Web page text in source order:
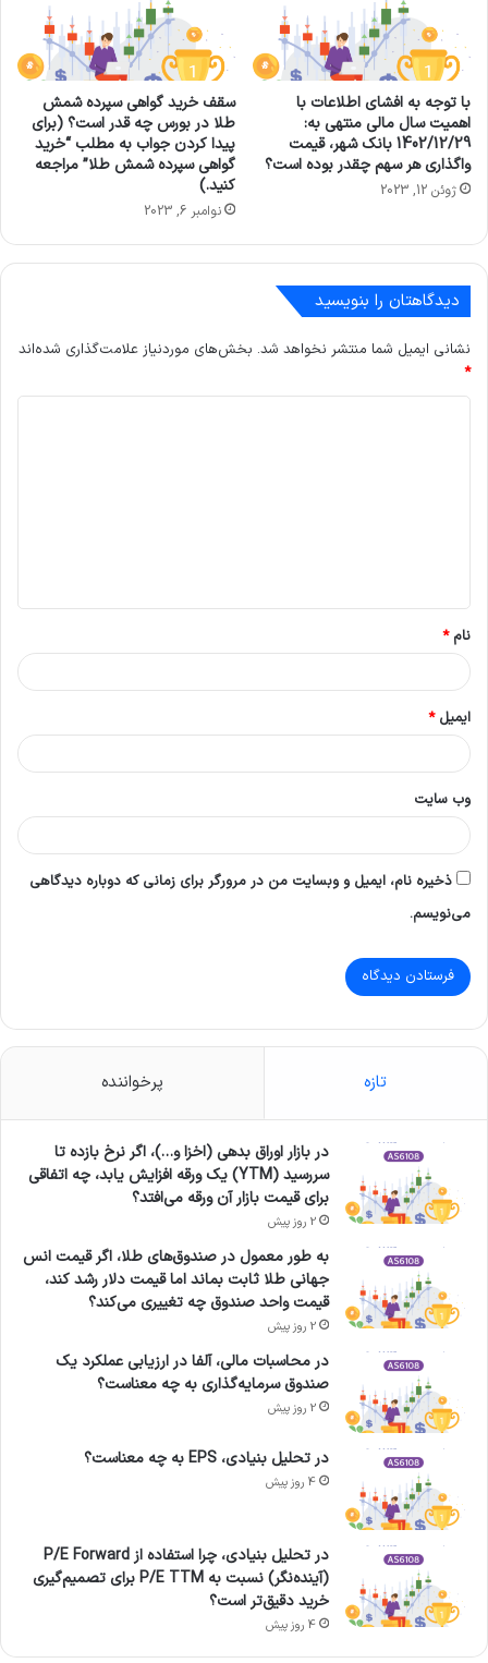
با توجه به افشای اطلاعات با
اهمیت سال مالی منتهی به:
1402/12/29 بانک شهر، قیمت
واگذاری هر سهم چقدر بوده است؟
ژوئن 12, 2023
سقف خرید گواهی سپرده شمش
طلا در بورس چه قدر است؟ (برای
پیدا کردن جواب به مطلب “خرید
گواهی سپرده شمش طلا” مراجعه
کنید.)
نوامبر 6, 2023
دیدگاهتان را بنویسید
نشانی ایمیل شما منتشر نخواهد شد. بخش‌های موردنیاز علامت‌گذاری شده‌اند
*
*
نام*
ایمیل*
وب‌ سایت
ذخیره نام، ایمیل و وبسایت من در مرورگر برای زمانی که دوباره دیدگاهی
می‌نویسم.
تازه پرخواننده
در بازار اوراق بدهی (اخزا و…)، اگر نرخ بازده تا
سررسید (YTM) یک ورقه افزایش یابد، چه اتفاقی
برای قیمت بازار آن ورقه می‌افتد؟
2 روز پیش
به طور معمول در صندوق‌های طلا، اگر قیمت انس
جهانی طلا ثابت بماند اما قیمت دلار رشد کند،
قیمت واحد صندوق چه تغییری می‌کند؟
2 روز پیش
در محاسبات مالی، آلفا در ارزیابی عملکرد یک
صندوق سرمایه‌گذاری به چه معناست؟
2 روز پیش
در تحلیل بنیادی، EPS به چه معناست؟
4 روز پیش
در تحلیل بنیادی، چرا استفاده از P/E Forward
(آینده‌نگر) نسبت به P/E TTM برای تصمیم‌گیری
خرید دقیق‌تر است؟
4 روز پیش